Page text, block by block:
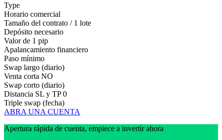
Type
Horario comercial
Tamaño del contrato / 1 lote
Depósito necesario
Valor de 1 pip
Apalancamiento financiero
Paso mínimo
Swap largo (diario)
Venta corta NO
Swap corto (diario)
Distancia SL y TP 0
Triple swap (fecha)
ABRA UNA CUENTA
Apertura rápida de cuenta, empiece a invertir ahora